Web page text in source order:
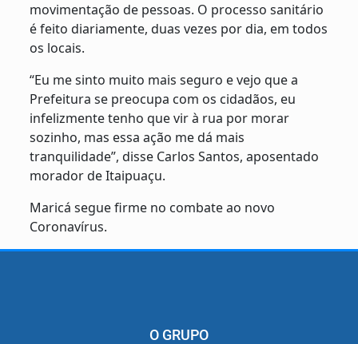
movimentação de pessoas. O processo sanitário
é feito diariamente, duas vezes por dia, em todos
os locais.
“Eu me sinto muito mais seguro e vejo que a
Prefeitura se preocupa com os cidadãos, eu
infelizmente tenho que vir à rua por morar
sozinho, mas essa ação me dá mais
tranquilidade”, disse Carlos Santos, aposentado
morador de Itaipuaçu.
Maricá segue firme no combate ao novo
Coronavírus.
O GRUPO